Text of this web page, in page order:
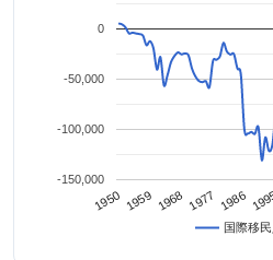
国際移
1950 1959 1968 1977 1986
-150,000
-100,000
-50,000
0